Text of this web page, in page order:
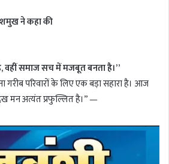
ने कहा की
वहीं समाज सच में मजबूत बनता है।”
गरीब परिवारों के लिए एक बड़ा सहारा है। आज
मन अत्यंत प्रफुल्लित है।” —